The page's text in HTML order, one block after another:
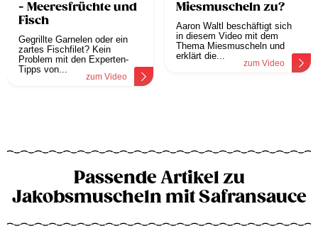
- Meeresfrüchte und
Fisch
Gegrillte Garnelen oder ein
zartes Fischfilet? Kein
Problem mit den Experten-
Tipps von...
zum Video
Miesmuscheln zu?
Aaron Waltl beschäftigt sich
in diesem Video mit dem
Thema Miesmuscheln und
erklärt die...
zum Video
Passende Artikel zu
Jakobsmuscheln mit Safransauce